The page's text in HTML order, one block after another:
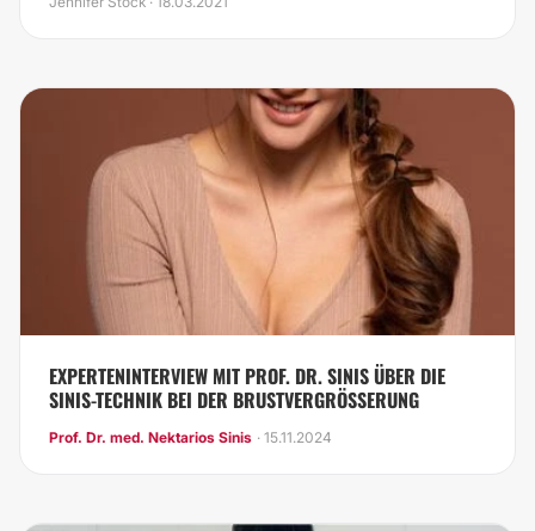
EXPERTENINTERVIEW MIT PROF. DR. SINIS ÜBER DIE
SINIS-TECHNIK BEI DER BRUSTVERGRÖSSERUNG
Prof. Dr. med. Nektarios Sinis · 15.11.2024